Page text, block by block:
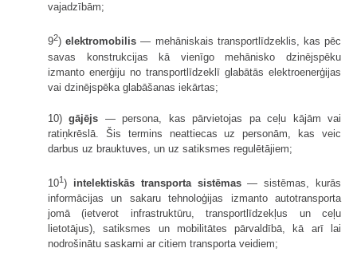
vajadzībām;
92)elektromobilis — mehāniskais transportlīdzeklis, kas pēc
savas konstrukcijas kā vienīgo mehānisko dzinējspēku
izmanto enerģiju no transportlīdzeklī glabātās elektroenerģijas
vai dzinējspēka glabāšanas iekārtas;
10)gājējs — persona, kas pārvietojas pa ceļu kājām vai
ratiņkrēslā. Šis termins neattiecas uz personām, kas veic
darbus uz brauktuves, un uz satiksmes regulētājiem;
101) intelektiskās transporta sistēmas— sistēmas, kurās
informācijas un sakaru tehnoloģijas izmanto autotransporta
jomā (ietverot infrastruktūru, transportlīdzekļus un ceļu
lietotājus), satiksmes un mobilitātes pārvaldībā, kā arī lai
nodrošinātu saskarni ar citiem transporta veidiem;